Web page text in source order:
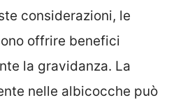
considerazioni, le
offrire benefici
la gravidanza. La
nelle albicocche può